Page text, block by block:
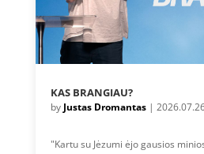
KAS BRANGIAU?
by Justas Dromantas|
"Kartu su Jėzumi ėjo gausios